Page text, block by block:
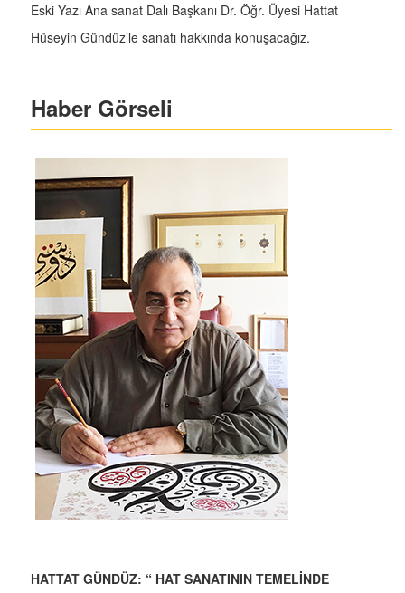
Eski Yazı Ana sanat Dalı Başkanı Dr. Öğr. Üyesi Hattat
Hüseyin Gündüz’le sanatı hakkında konuşacağız.
Haber Görseli
HATTAT GÜNDÜZ: “ HAT SANATININ TEMELİNDE